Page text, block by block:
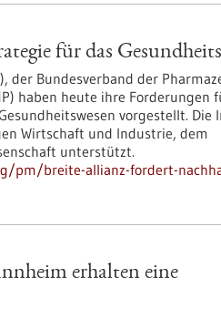
für das
der Bundesverband der
haben heute ihre Forderungen
vorgestellt. Die
Wirtschaft und Industrie, dem
unterstützt.
pm/breite-allianz-fordert-
erhalten eine